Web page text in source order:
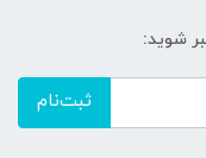
شوید:
ثبت‌نام